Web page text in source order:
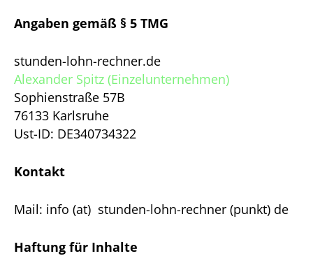
Angaben gemäß § 5 TMG
stunden-lohn-rechner.de
Alexander Spitz (Einzelunternehmen)
Sophienstraße 57B
76133 Karlsruhe
Ust-ID: DE340734322
Kontakt
Mail: info (at) stunden-lohn-rechner (punkt) de
Haftung für Inhalte